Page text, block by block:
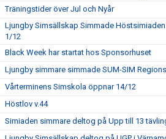
Träningstider över Jul och Nyår
Ljungby Simsällskap Simmade
1/12
Black Week har startat hos Sponsorhuset
Ljungby simmare simmade SUM-SIM
Vårterminens Simskola öppnar 14/12
Höstlov v.44
Simiaden simmare deltog på Upp till 13